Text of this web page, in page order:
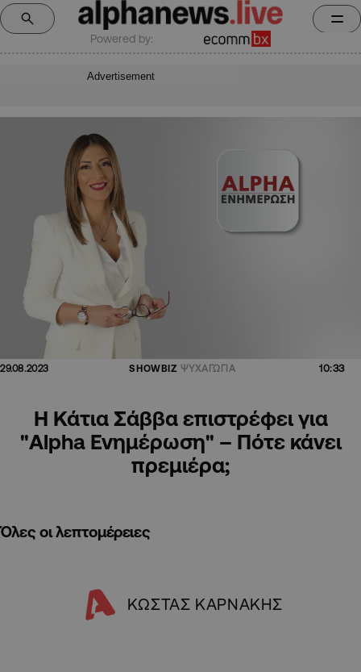
Powered by:
Advertisement
29.08.2023 SHOWBIZ ΨΥΧΑΓΩΓΙΑ 10:33
Η Κάτια Σάββα επιστρέφει για
"Alpha Ενημέρωση" – Πότε κάνει
πρεμιέρα;
Όλες οι λεπτομέρειες
ΚΩΣΤΑΣ ΚΑΡΝΑΚΗΣ